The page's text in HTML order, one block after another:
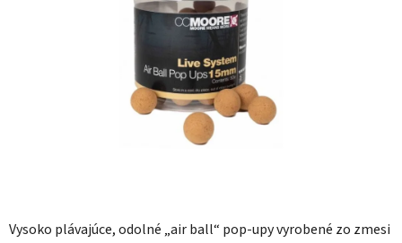
Vysoko plávajúce, odolné „air ball“ pop-upy vyrobené zo zmesi